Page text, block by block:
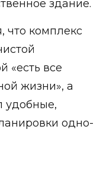
здание.
что комплекс
«есть все
жизни», а
удобные,
одно-